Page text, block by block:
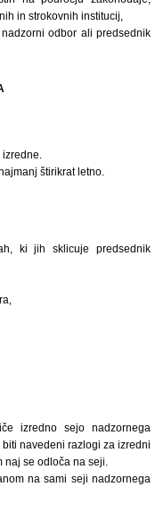
in strokovnih institucij,
odbor ali predsednik
štirikrat letno.
ki jih sklicuje predsednik
izredno sejo nadzornega
navedeni razlogi za izredni
se odloča na seji.
na sami seji nadzornega